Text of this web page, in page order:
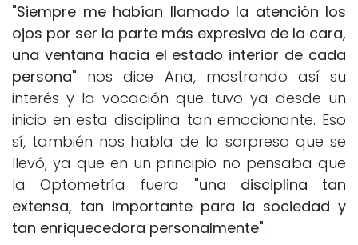
"Siempre me habían llamado la atención los
ojos por ser la parte más expresiva de la cara,
una ventana hacia el estado interior de cada
persona" nos dice Ana, mostrando así su
interés y la vocación que tuvo ya desde un
inicio en esta disciplina tan emocionante. Eso
sí, también nos habla de la sorpresa que se
llevó, ya que en un principio no pensaba que
la Optometría fuera "una disciplina tan
extensa, tan importante para la sociedad y
tan enriquecedora personalmente".